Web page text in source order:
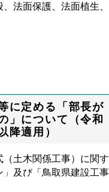
法面保護、法面植生、
に定める「部長が
」について（令和
降適用）
（土木関係工事）に関す
」及び「鳥取県建設工事